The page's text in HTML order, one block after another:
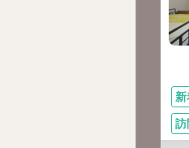
訪